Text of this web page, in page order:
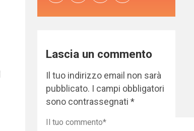
Lascia un commento
Il tuo indirizzo email non sarà
pubblicato. I campi obbligatori
sono contrassegnati*